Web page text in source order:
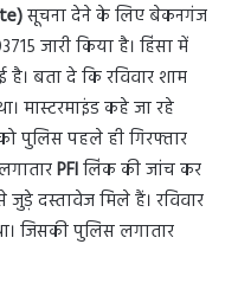
सूचना देने के लिए बेकनगंज
जारी किया है। हिंसा में
बता दे कि रविवार शाम
मास्टरमाइंड कहे जा रहे
पुलिस पहले ही गिरफ्तार
PFIलिंक की जांच कर
दस्तावेज मिले हैं। रविवार
जिसकी पुलिस लगातार